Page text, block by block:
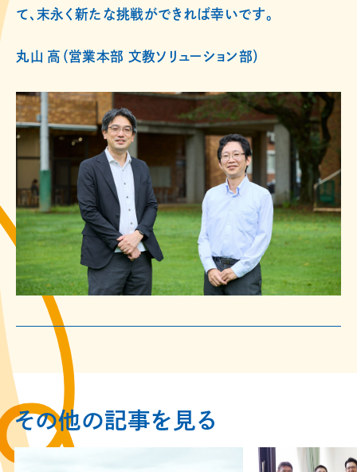
て、末永く新たな挑戦ができれば幸いです。
丸山 高（営業本部 文教ソリューション部）
その他の記事を見る